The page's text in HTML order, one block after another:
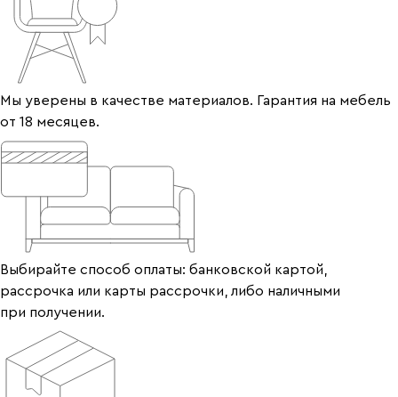
Мы уверены в качестве материалов. Гарантия на мебель
от 18 месяцев.
Выбирайте способ оплаты: банковской картой,
рассрочка или карты рассрочки, либо наличными
при получении.